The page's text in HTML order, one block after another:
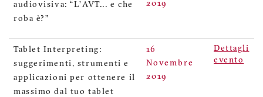
audiovisiva: “L’AVT... e che
roba è?”
2019
Tablet Interpreting:
suggerimenti, strumenti e
applicazioni per ottenere il
massimo dal tuo tablet
16
Novembre
2019
Dettagli
evento